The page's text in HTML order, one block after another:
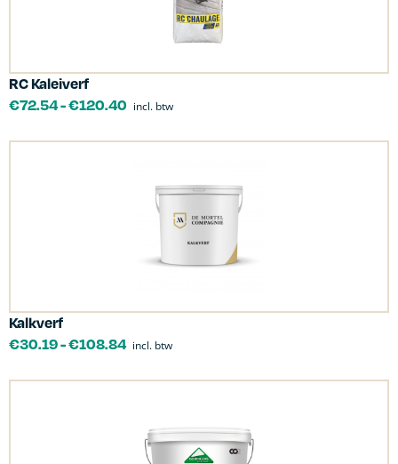
RC Kaleiverf
€72.54-€120.40 incl. btw
Kalkverf
€30.19-€108.84 incl. btw